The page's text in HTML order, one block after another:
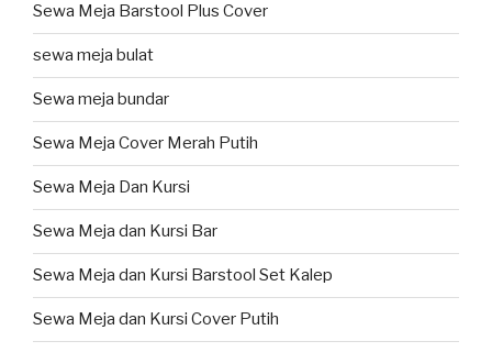
Sewa Meja Barstool Plus Cover
sewa meja bulat
Sewa meja bundar
Sewa Meja Cover Merah Putih
Sewa Meja Dan Kursi
Sewa Meja dan Kursi Bar
Sewa Meja dan Kursi Barstool Set Kalep
Sewa Meja dan Kursi Cover Putih